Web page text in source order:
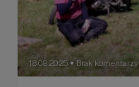
18.09.2025 ● Brak komentarzy